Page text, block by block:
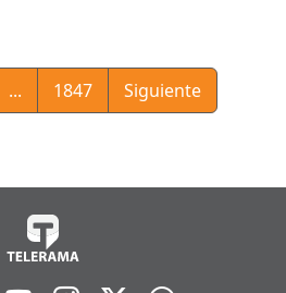
... 1847 Siguiente